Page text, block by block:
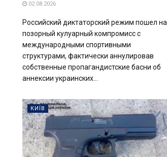
02.08.2026
Российский диктаторский режим пошел на
позорный кулуарный компромисс с
международными спортивными
структурами, фактически аннулировав
собственные пропагандистские басни об
аннексии украинских...
КИЇВ